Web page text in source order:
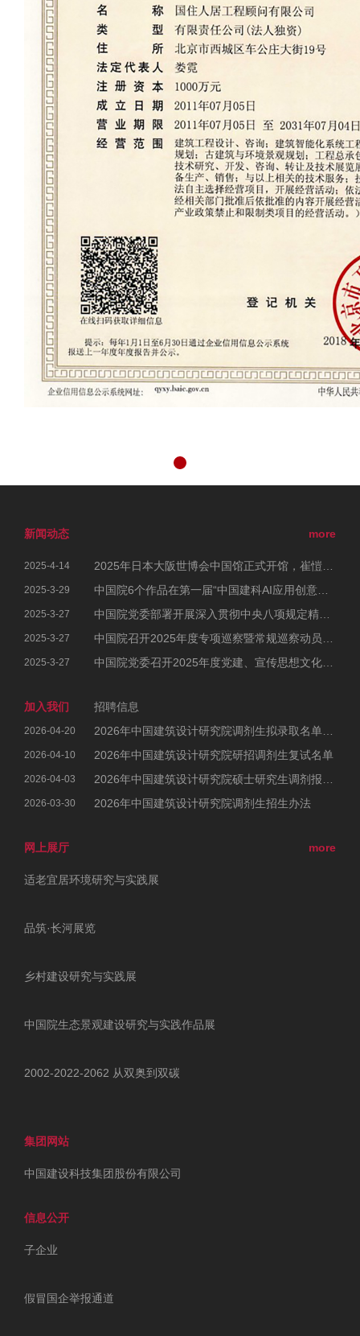
more
新闻动态
2025-4-14 2025年日本大阪世博会中国馆正式开馆，崔愷院士参加开幕式
2025-3-29 中国院6个作品在第一届“中国建科AI应用创意大赛”中荣获佳绩
2025-3-27 中国院党委部署开展深入贯彻中央八项规定精神学习教育工作
2025-3-27 中国院召开2025年度专项巡察暨常规巡察动员部署会
2025-3-27 中国院党委召开2025年度党建、宣传思想文化和统战工作会议暨党风廉政建设和反腐败工作会议、警示教育大会
加入我们 招聘信息
2026-04-20 2026年中国建筑设计研究院调剂生拟录取名单公示
2026-04-10 2026年中国建筑设计研究院研招调剂生复试名单
2026-04-03 2026年中国建筑设计研究院硕士研究生调剂报考公告
2026-03-30 2026年中国建筑设计研究院调剂生招生办法
more
网上展厅
适老宜居环境研究与实践展
品筑·长河展览
乡村建设研究与实践展
中国院生态景观建设研究与实践作品展
2002-2022-2062 从双奥到双碳
集团网站
中国建设科技集团股份有限公司
信息公开
子企业
假冒国企举报通道